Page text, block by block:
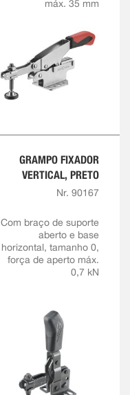
máx. 35 mm
GRAMPO FIXADOR
VERTICAL, PRETO
Nr. 90167
Com braço de suporte
aberto e base
horizontal, tamanho 0,
força de aperto máx.
0,7 kN